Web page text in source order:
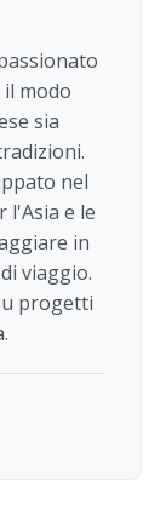
modo
sia
nel
l'Asia e le
in
viaggio.
progetti